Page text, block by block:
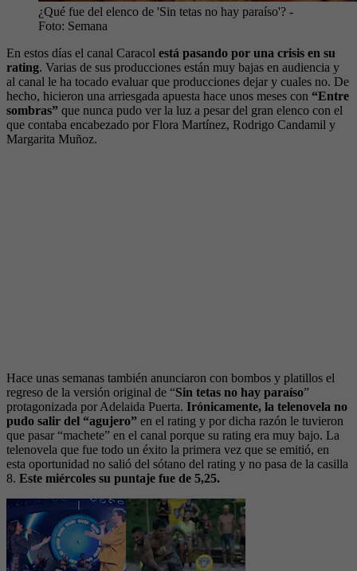
¿Qué fue del elenco de 'Sin tetas no hay paraíso'? -
Foto: Semana
En estos días el canal Caracol está pasando por una crisis en su
rating. Varias de sus producciones están muy bajas en audiencia y
al canal le ha tocado evaluar que producciones dejar y cuales no. De
hecho, hicieron una arriesgada apuesta hace unos meses con “Entre
sombras” que nunca pudo ver la luz a pesar del gran elenco con el
que contaba encabezado por Flora Martínez, Rodrigo Candamil y
Margarita Muñoz.
Hace unas semanas también anunciaron con bombos y platillos el
regreso de la versión original de “Sin tetas no hay paraíso”
protagonizada por Adelaida Puerta. Irónicamente, la telenovela no
pudo salir del “agujero” en el rating y por dicha razón le tuvieron
que pasar “machete” en el canal porque su rating era muy bajo. La
telenovela que fue todo un éxito la primera vez que se emitió, en
esta oportunidad no salió del sótano del rating y no pasa de la casilla
8. Este miércoles su puntaje fue de 5,25.